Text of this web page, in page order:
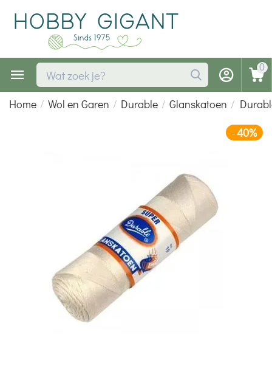
0
Home / Wol en Garen / Durable / Glanskatoen /
-40%